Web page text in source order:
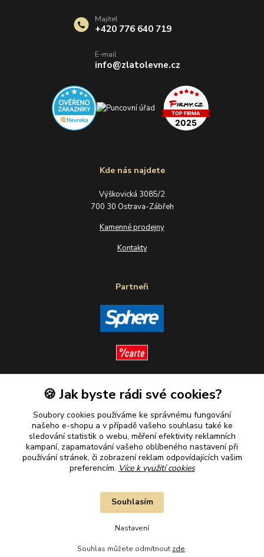
Kde nás najdete
Výškovická 3085/2
700 30 Ostrava-Zábřeh
Kamenné prodejny
Kontakty
Partneři
Sledujte nás
Plaťte u nás bezpečně
Majitel
+420 776 640 719
E-mail
info@zlatolevne.cz
🍪 Jak byste rádi své cookies?
Soubory cookies používáme ke správnému fungování
našeho e-shopu a v případě vašeho souhlasu také ke
sledování statistik o webu, měření efektivity reklamních
kampaní, zapamatování vašeho oblíbeného nastavení při
používání stránek, či zobrazení reklam odpovídajících vašim
preferencím. Více k využití cookies
Nastavení
Souhlasím
Souhlas můžete odmítnout zde.